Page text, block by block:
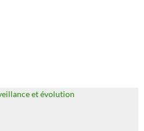
et évolution